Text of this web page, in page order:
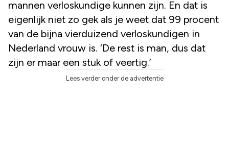
mannen verloskundige kunnen zijn. En dat is
eigenlijk niet zo gek als je weet dat 99 procent
van de bijna vierduizend verloskundigen in
Nederland vrouw is. ‘De rest is man, dus dat
zijn er maar een stuk of veertig.’
Lees verder onder de advertentie